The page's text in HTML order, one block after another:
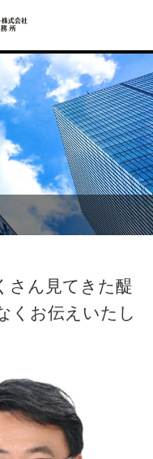
さん見てきた醍
くお伝えいたし